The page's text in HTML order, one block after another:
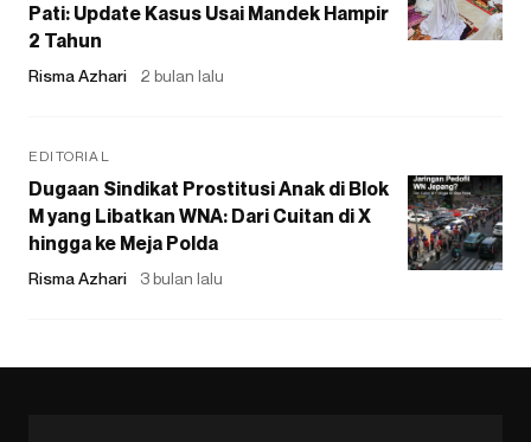
Pati: Update Kasus Usai Mandek Hampir
2 Tahun
Risma Azhari 2 bulan lalu
EDITORIAL
Dugaan Sindikat Prostitusi Anak di Blok
M yang Libatkan WNA: Dari Cuitan di X
hingga ke Meja Polda
Risma Azhari 3 bulan lalu